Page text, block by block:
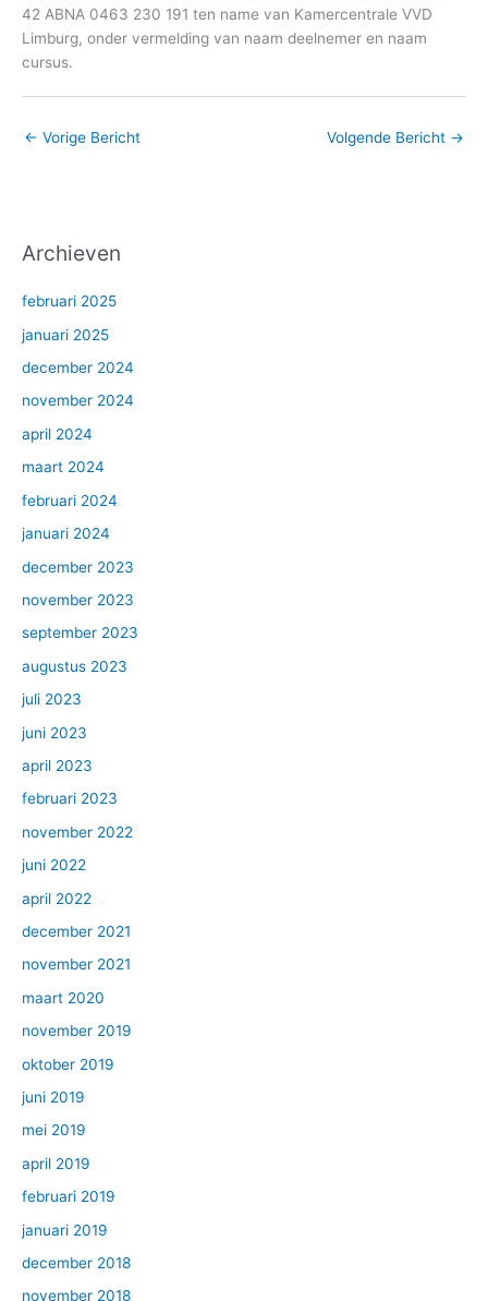
42 ABNA 0463 230 191 ten name van Kamercentrale VVD
Limburg, onder vermelding van naam deelnemer en naam
cursus.
← Vorige Bericht Volgende Bericht →
Archieven
februari 2025
januari 2025
december 2024
november 2024
april 2024
maart 2024
februari 2024
januari 2024
december 2023
november 2023
september 2023
augustus 2023
juli 2023
juni 2023
april 2023
februari 2023
november 2022
juni 2022
april 2022
december 2021
november 2021
maart 2020
november 2019
oktober 2019
juni 2019
mei 2019
april 2019
februari 2019
januari 2019
december 2018
november 2018